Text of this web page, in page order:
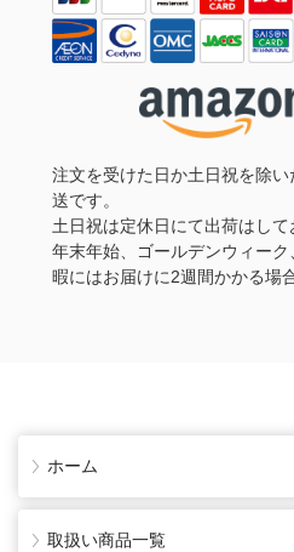
注文を受けた日か土日祝を除
送です。
土日祝は定休日にて出荷はして
年末年始、ゴールデンウィー
暇にはお届けに2週間かかる場
ホーム
取扱い商品一覧